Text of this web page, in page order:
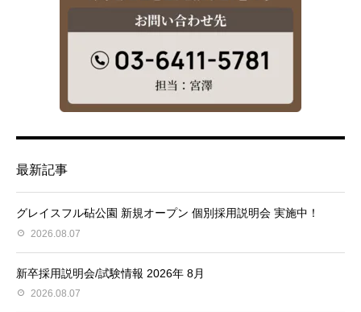
最新記事
グレイスフル砧公園 新規オープン 個別採用説明会 実施中！
2026.08.07
新卒採用説明会/試験情報 2026年 8月
2026.08.07